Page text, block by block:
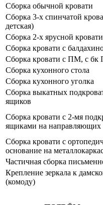
Сборка обычной кровати
Сборка 3-х спинчатой
детская)
Сборка 2-х ярусной кровати
Сборка кровати с
Сборка кровати с ПМ, с
Сборка кухонного стола
Сборка кухонного уголка
Сборка выкатных
ящиков
Сборка кровати с 2-мя
ящиками на направляющих
Сборка кровати с
основание на
Частичная сборка
Крепление зеркала к
(комоду)